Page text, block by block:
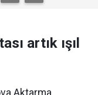
artık ışıl
Aktarma